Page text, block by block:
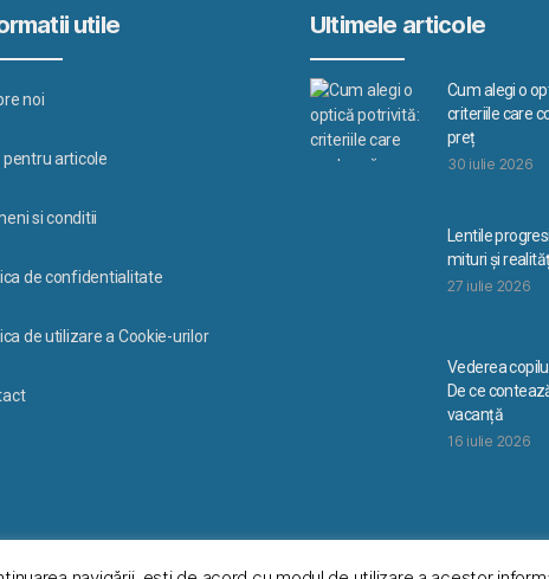
utile
noi
pentru articole
si conditii
de confidentialitate
de utilizare a Cookie-urilor
Ultimele articole
Cum alegi o
criteriile care
preț
30 iulie 2026
Lentile
mituri și
27 iulie 2026
Vederea
De ce
vacanță
16 iulie 2026